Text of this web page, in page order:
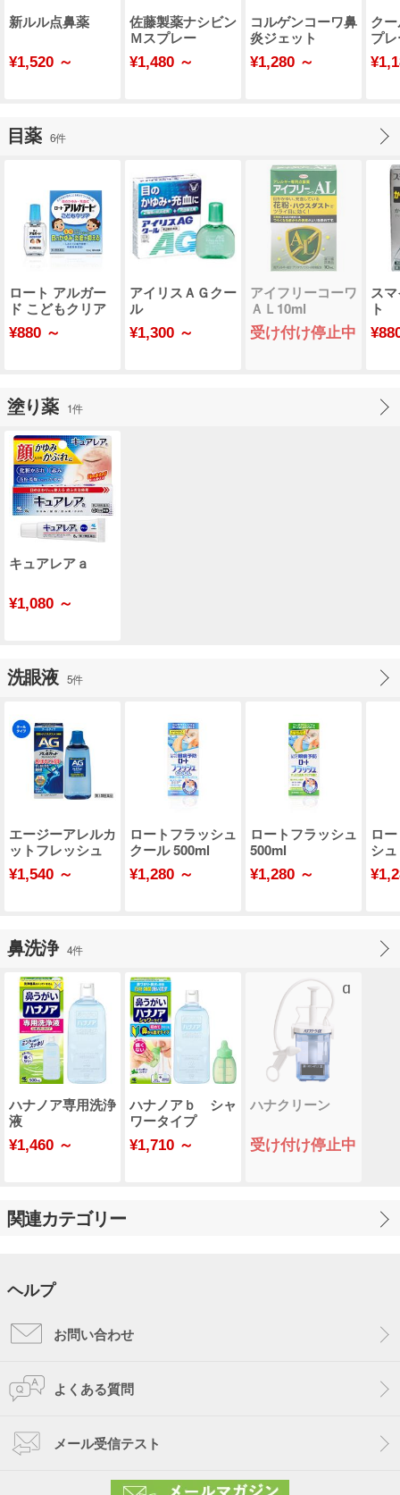
新ルル点鼻薬
¥1,520 ～
佐藤製薬ナシビン
Ｍスプレー
¥1,480 ～
コルゲンコーワ鼻
炎ジェット
¥1,280 ～
ク
プ
目薬 6件
ロート アルガー
ド こどもクリア
¥880 ～
アイリスＡＧクー
ル
¥1,300 ～
アイフリーコーワ
ＡＬ10ml
受け付け停止中
ス
ト
ル
塗り薬 1件
キュアレアａ
¥1,080 ～
洗眼液 5件
エージーアレルカ
ットフレッシュ
¥1,540 ～
ロートフラッシュ
クール 500ml
¥1,280 ～
ロートフラッシュ
500ml
¥1,280 ～
ロ
シ
鼻洗浄 4件
ハナノア専用洗浄
液
¥1,460 ～
ハナノアｂ シャ
ワータイプ
¥1,710 ～
ハナクリーン
受け付け停止中
関連カテゴリー
ヘルプ
お問い合わせ
よくある質問
メール受信テスト